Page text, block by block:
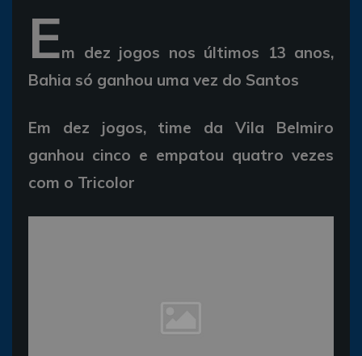
Em dez jogos nos últimos 13 anos,
Bahia só ganhou uma vez do Santos
Em dez jogos, time da Vila Belmiro
ganhou cinco e empatou quatro vezes
com o Tricolor